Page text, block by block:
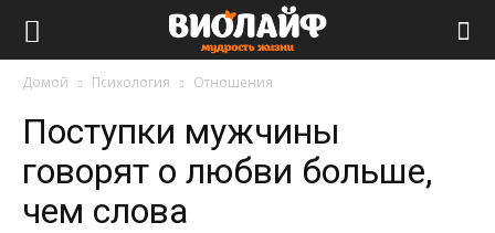
Домой Психология Отношения
Поступки мужчины
говорят о любви больше,
чем слова